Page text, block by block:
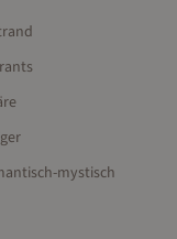
mystisch